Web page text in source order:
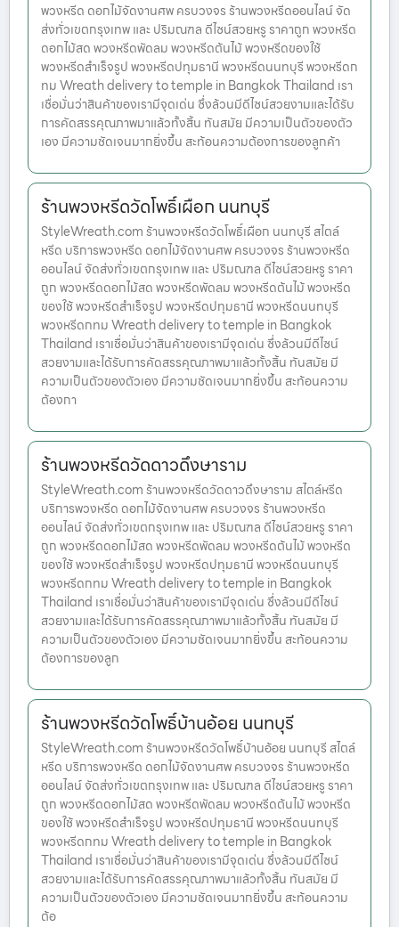
พวงหรีด ดอกไม้จัดงานศพ ครบวงจร ร้านพวงหรีดออนไลน์ จัด
ส่งทั่วเขตกรุงเทพ และ ปริมณฑล ดีไซน์สวยหรู ราคาถูก พวงหรีด
ดอกไม้สด พวงหรีดพัดลม พวงหรีดต้นไม้ พวงหรีดของใช้
พวงหรีดสำเร็จรูป พวงหรีดปทุมธานี พวงหรีดนนทบุรี พวงหรีดก
ทม Wreath delivery to temple in Bangkok Thailand เรา
เชื่อมั่นว่าสินค้าของเรามีจุดเด่น ซึ่งล้วนมีดีไซน์สวยงามและได้รับ
การคัดสรรคุณภาพมาแล้วทั้งสิ้น ทันสมัย มีความเป็นตัวของตัว
เอง มีความชัดเจนมากยิ่งขึ้น สะท้อนความต้องการของลูกค้า
ร้านพวงหรีดวัดโพธิ์เผือก นนทบุรี
StyleWreath.com ร้านพวงหรีดวัดโพธิ์เผือก นนทบุรี สไตล์
หรีด บริการพวงหรีด ดอกไม้จัดงานศพ ครบวงจร ร้านพวงหรีด
ออนไลน์ จัดส่งทั่วเขตกรุงเทพ และ ปริมณฑล ดีไซน์สวยหรู ราคา
ถูก พวงหรีดดอกไม้สด พวงหรีดพัดลม พวงหรีดต้นไม้ พวงหรีด
ของใช้ พวงหรีดสำเร็จรูป พวงหรีดปทุมธานี พวงหรีดนนทบุรี
พวงหรีดกทม Wreath delivery to temple in Bangkok
Thailand เราเชื่อมั่นว่าสินค้าของเรามีจุดเด่น ซึ่งล้วนมีดีไซน์
สวยงามและได้รับการคัดสรรคุณภาพมาแล้วทั้งสิ้น ทันสมัย มี
ความเป็นตัวของตัวเอง มีความชัดเจนมากยิ่งขึ้น สะท้อนความ
ต้องกา
ร้านพวงหรีดวัดดาวดึงษาราม
StyleWreath.com ร้านพวงหรีดวัดดาวดึงษาราม สไตล์หรีด
บริการพวงหรีด ดอกไม้จัดงานศพ ครบวงจร ร้านพวงหรีด
ออนไลน์ จัดส่งทั่วเขตกรุงเทพ และ ปริมณฑล ดีไซน์สวยหรู ราคา
ถูก พวงหรีดดอกไม้สด พวงหรีดพัดลม พวงหรีดต้นไม้ พวงหรีด
ของใช้ พวงหรีดสำเร็จรูป พวงหรีดปทุมธานี พวงหรีดนนทบุรี
พวงหรีดกทม Wreath delivery to temple in Bangkok
Thailand เราเชื่อมั่นว่าสินค้าของเรามีจุดเด่น ซึ่งล้วนมีดีไซน์
สวยงามและได้รับการคัดสรรคุณภาพมาแล้วทั้งสิ้น ทันสมัย มี
ความเป็นตัวของตัวเอง มีความชัดเจนมากยิ่งขึ้น สะท้อนความ
ต้องการของลูก
ร้านพวงหรีดวัดโพธิ์บ้านอ้อย นนทบุรี
StyleWreath.com ร้านพวงหรีดวัดโพธิ์บ้านอ้อย นนทบุรี สไตล์
หรีด บริการพวงหรีด ดอกไม้จัดงานศพ ครบวงจร ร้านพวงหรีด
ออนไลน์ จัดส่งทั่วเขตกรุงเทพ และ ปริมณฑล ดีไซน์สวยหรู ราคา
ถูก พวงหรีดดอกไม้สด พวงหรีดพัดลม พวงหรีดต้นไม้ พวงหรีด
ของใช้ พวงหรีดสำเร็จรูป พวงหรีดปทุมธานี พวงหรีดนนทบุรี
พวงหรีดกทม Wreath delivery to temple in Bangkok
Thailand เราเชื่อมั่นว่าสินค้าของเรามีจุดเด่น ซึ่งล้วนมีดีไซน์
สวยงามและได้รับการคัดสรรคุณภาพมาแล้วทั้งสิ้น ทันสมัย มี
ความเป็นตัวของตัวเอง มีความชัดเจนมากยิ่งขึ้น สะท้อนความ
ต้อ